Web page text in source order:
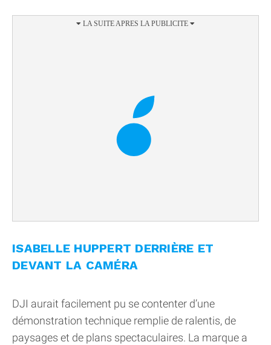
ISABELLE HUPPERT DERRIÈRE ET
DEVANT LA CAMÉRA
DJI aurait facilement pu se contenter d’une
démonstration technique remplie de ralentis, de
paysages et de plans spectaculaires. La marque a